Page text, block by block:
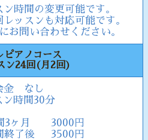
時間の変更可能です。
ッスンも対応可能です。
お問い合わせください。
ピアノコース
ン24回(月2回)
金 なし
ン時間30分
3ヶ月 3000円
終了後 3500円